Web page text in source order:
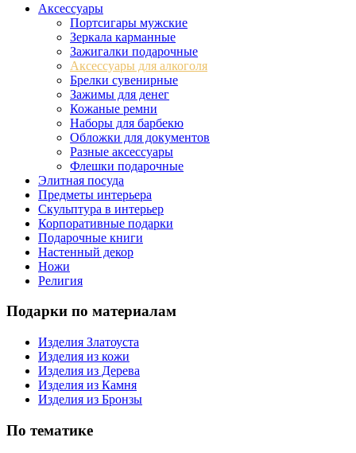
Аксессуары
Портсигары мужские
Зеркала карманные
Зажигалки подарочные
Аксессуары для алкоголя
Брелки сувенирные
Зажимы для денег
Кожаные ремни
Наборы для барбекю
Обложки для документов
Разные аксессуары
Флешки подарочные
Элитная посуда
Предметы интерьера
Скульптура в интерьер
Корпоративные подарки
Подарочные книги
Настенный декор
Ножи
Религия
Подарки по материалам
Изделия Златоуста
Изделия из кожи
Изделия из Дерева
Изделия из Камня
Изделия из Бронзы
По тематике